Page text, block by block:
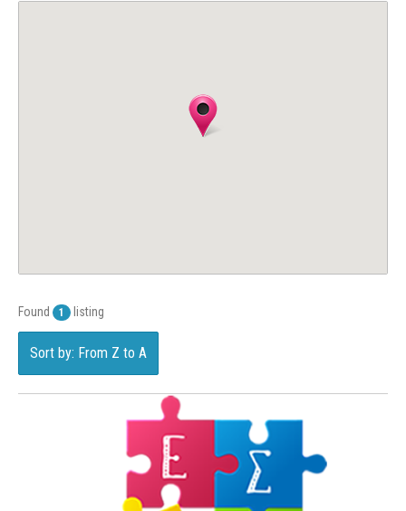
Found 1 listing
Sort by: From Z to A